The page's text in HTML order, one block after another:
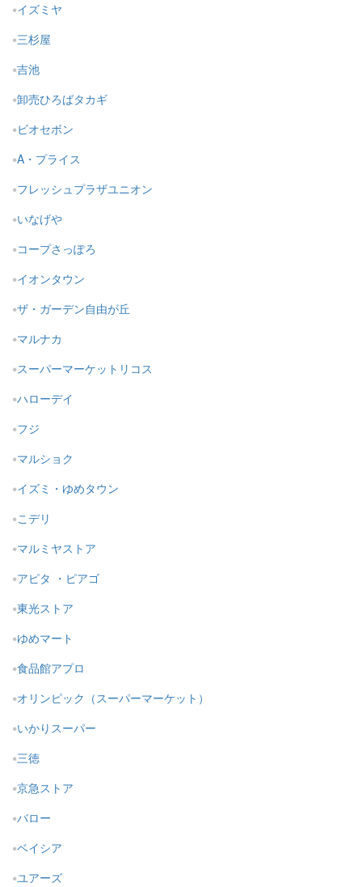
イズミヤ
三杉屋
吉池
卸売ひろばタカギ
ビオセボン
A・プライス
フレッシュプラザユニオン
いなげや
コープさっぽろ
イオンタウン
ザ・ガーデン自由が丘
マルナカ
スーパーマーケットリコス
ハローデイ
フジ
マルショク
イズミ・ゆめタウン
こデリ
マルミヤストア
アピタ ・ピアゴ
東光ストア
ゆめマート
食品館アプロ
オリンピック（スーパーマーケット）
いかりスーパー
三徳
京急ストア
バロー
ベイシア
ユアーズ